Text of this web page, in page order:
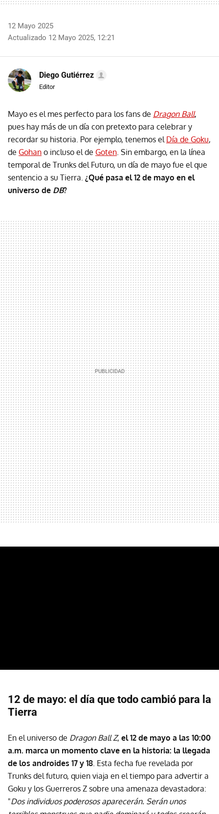
12 Mayo 2025
Actualizado 12 Mayo 2025, 12:21
Diego Gutiérrez
Editor
Mayo es el mes perfecto para los fans de Dragon Ball,
pues hay más de un día con pretexto para celebrar y
recordar su historia. Por ejemplo, tenemos el Día de Goku,
de Gohan o incluso el de Goten. Sin embargo, en la línea
temporal de Trunks del Futuro, un día de mayo fue el que
sentencio a su Tierra. ¿Qué pasa el 12 de mayo en el
universo de DB?
12 de mayo: el día que todo cambió para la
Tierra
En el universo de Dragon Ball Z, el 12 de mayo a las 10:00
a.m. marca un momento clave en la historia: la llegada
de los androides 17 y 18. Esta fecha fue revelada por
Trunks del futuro, quien viaja en el tiempo para advertir a
Goku y los Guerreros Z sobre una amenaza devastadora:
"Dos individuos poderosos aparecerán. Serán unos